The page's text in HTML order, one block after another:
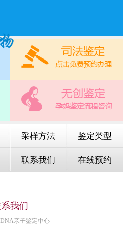
采样方法 鉴定类型
联系我们 在线预约
我们
亲子鉴定中心